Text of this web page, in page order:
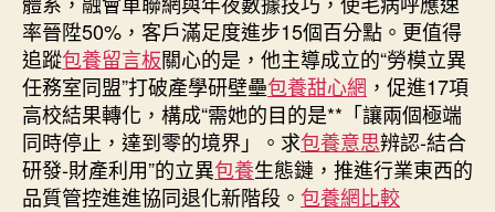
率晉陞50%，客戶滿足度進步15個百分點。更值得
追蹤包養留言板關心的是，他主導成立的“勞模立異
任務室同盟”打破產學研壁壘包養甜心網 ，促進17項
高校結果轉化，構成“需她的目的是**「讓兩個極端
同時停止，達到零的境界」。求包養意思辨認-結合
研發-財產利用”的立異包養生態鏈，推進行業東西的
品質管控進進協同退化新階段。 包養網比較